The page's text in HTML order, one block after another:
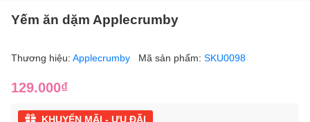
Yếm ăn dặm Applecrumby
Thương hiệu: Applecrumby Mã sản phẩm: SKU0098
129.000₫
KHUYẾN MÃI - ƯU ĐÃI